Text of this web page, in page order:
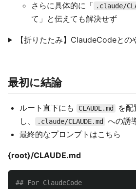
さらに具体的に「 .claude/
て」と伝えても解決せず
【折りたたみ】ClaudeCodeとの
最初に結論
ルート直下にも CLAUDE.md
を配
し、
.claude/CLAUDE.md
への誘
最終的なプロンプトはこちら
{root}/CLAUDE.md
## For ClaudeCode